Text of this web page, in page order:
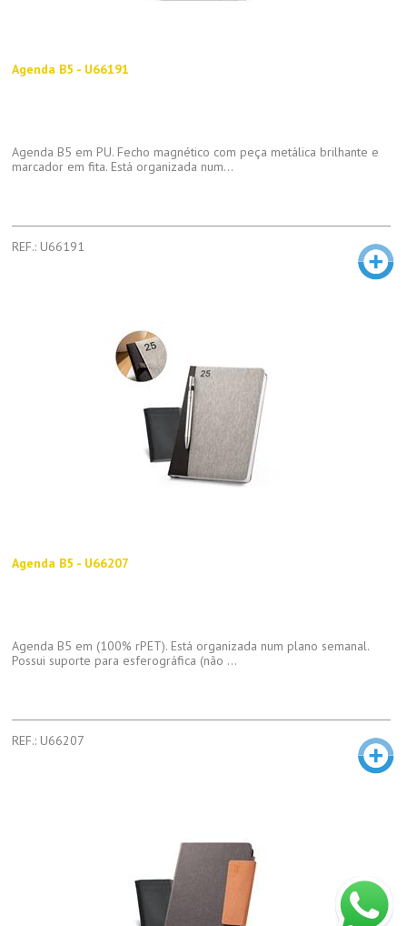
Agenda B5 - U66191
Agenda B5 em PU. Fecho magnético com peça metálica brilhante e
marcador em fita. Está organizada num...
REF.: U66191
Agenda B5 - U66207
Agenda B5 em (100% rPET). Está organizada num plano semanal.
Possui suporte para esferográfica (não ...
REF.: U66207